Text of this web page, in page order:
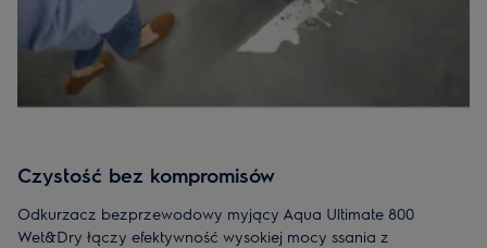
Czystość bez kompromisów
Odkurzacz bezprzewodowy myjący Aqua Ultimate 800
Wet&Dry łączy efektywność wysokiej mocy ssania z